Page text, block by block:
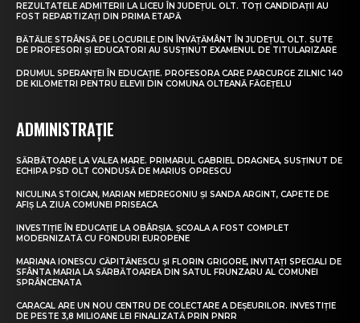
REZULTATELE ADMITERII LA LICEU ÎN JUDEȚUL OLT. TOȚI CANDIDAȚII AU
FOST REPARTIZAȚI DIN PRIMA ETAPĂ
BĂTĂLIE STRÂNSĂ PE LOCURILE DIN ÎNVĂȚĂMÂNT ÎN JUDEȚUL OLT. SUTE
DE PROFESORI ȘI EDUCATORI AU SUSȚINUT EXAMENUL DE TITULARIZARE
DRUMUL SPERANȚEI ÎN EDUCAȚIE. PROFESORA CARE PARCURGE ZILNIC 140
DE KILOMETRI PENTRU ELEVII DIN COMUNA OLTEANĂ FĂGEȚELU
ADMINISTRAȚIE
SĂRBĂTOARE LA VALEA MARE. PRIMARUL GABRIEL DRAGNEA, SUSȚINUT DE
ECHIPA PSD OLT CONDUSĂ DE MARIUS OPRESCU
NICULINA STOICAN, MARIAN MEDREGONIU ȘI SANDA ARGINT, CAPETE DE
AFIȘ LA ZIUA COMUNEI PRISEACA
INVESTIȚIE ÎN EDUCAȚIE LA OBÂRȘIA. ȘCOALA A FOST COMPLET
MODERNIZATĂ CU FONDURI EUROPENE
MARIANA IONESCU CĂPITĂNESCU ȘI FLORIN GRIGORE, INVITAȚI SPECIALI DE
SFÂNTA MARIA LA SĂRBĂTOAREA DIN SATUL FRUNZARU AL COMUNEI
SPRÂNCENATA
CARACAL ARE UN NOU CENTRU DE COLECTARE A DEȘEURILOR. INVESTIȚIE
DE PESTE 3,8 MILIOANE LEI FINALIZATĂ PRIN PNRR